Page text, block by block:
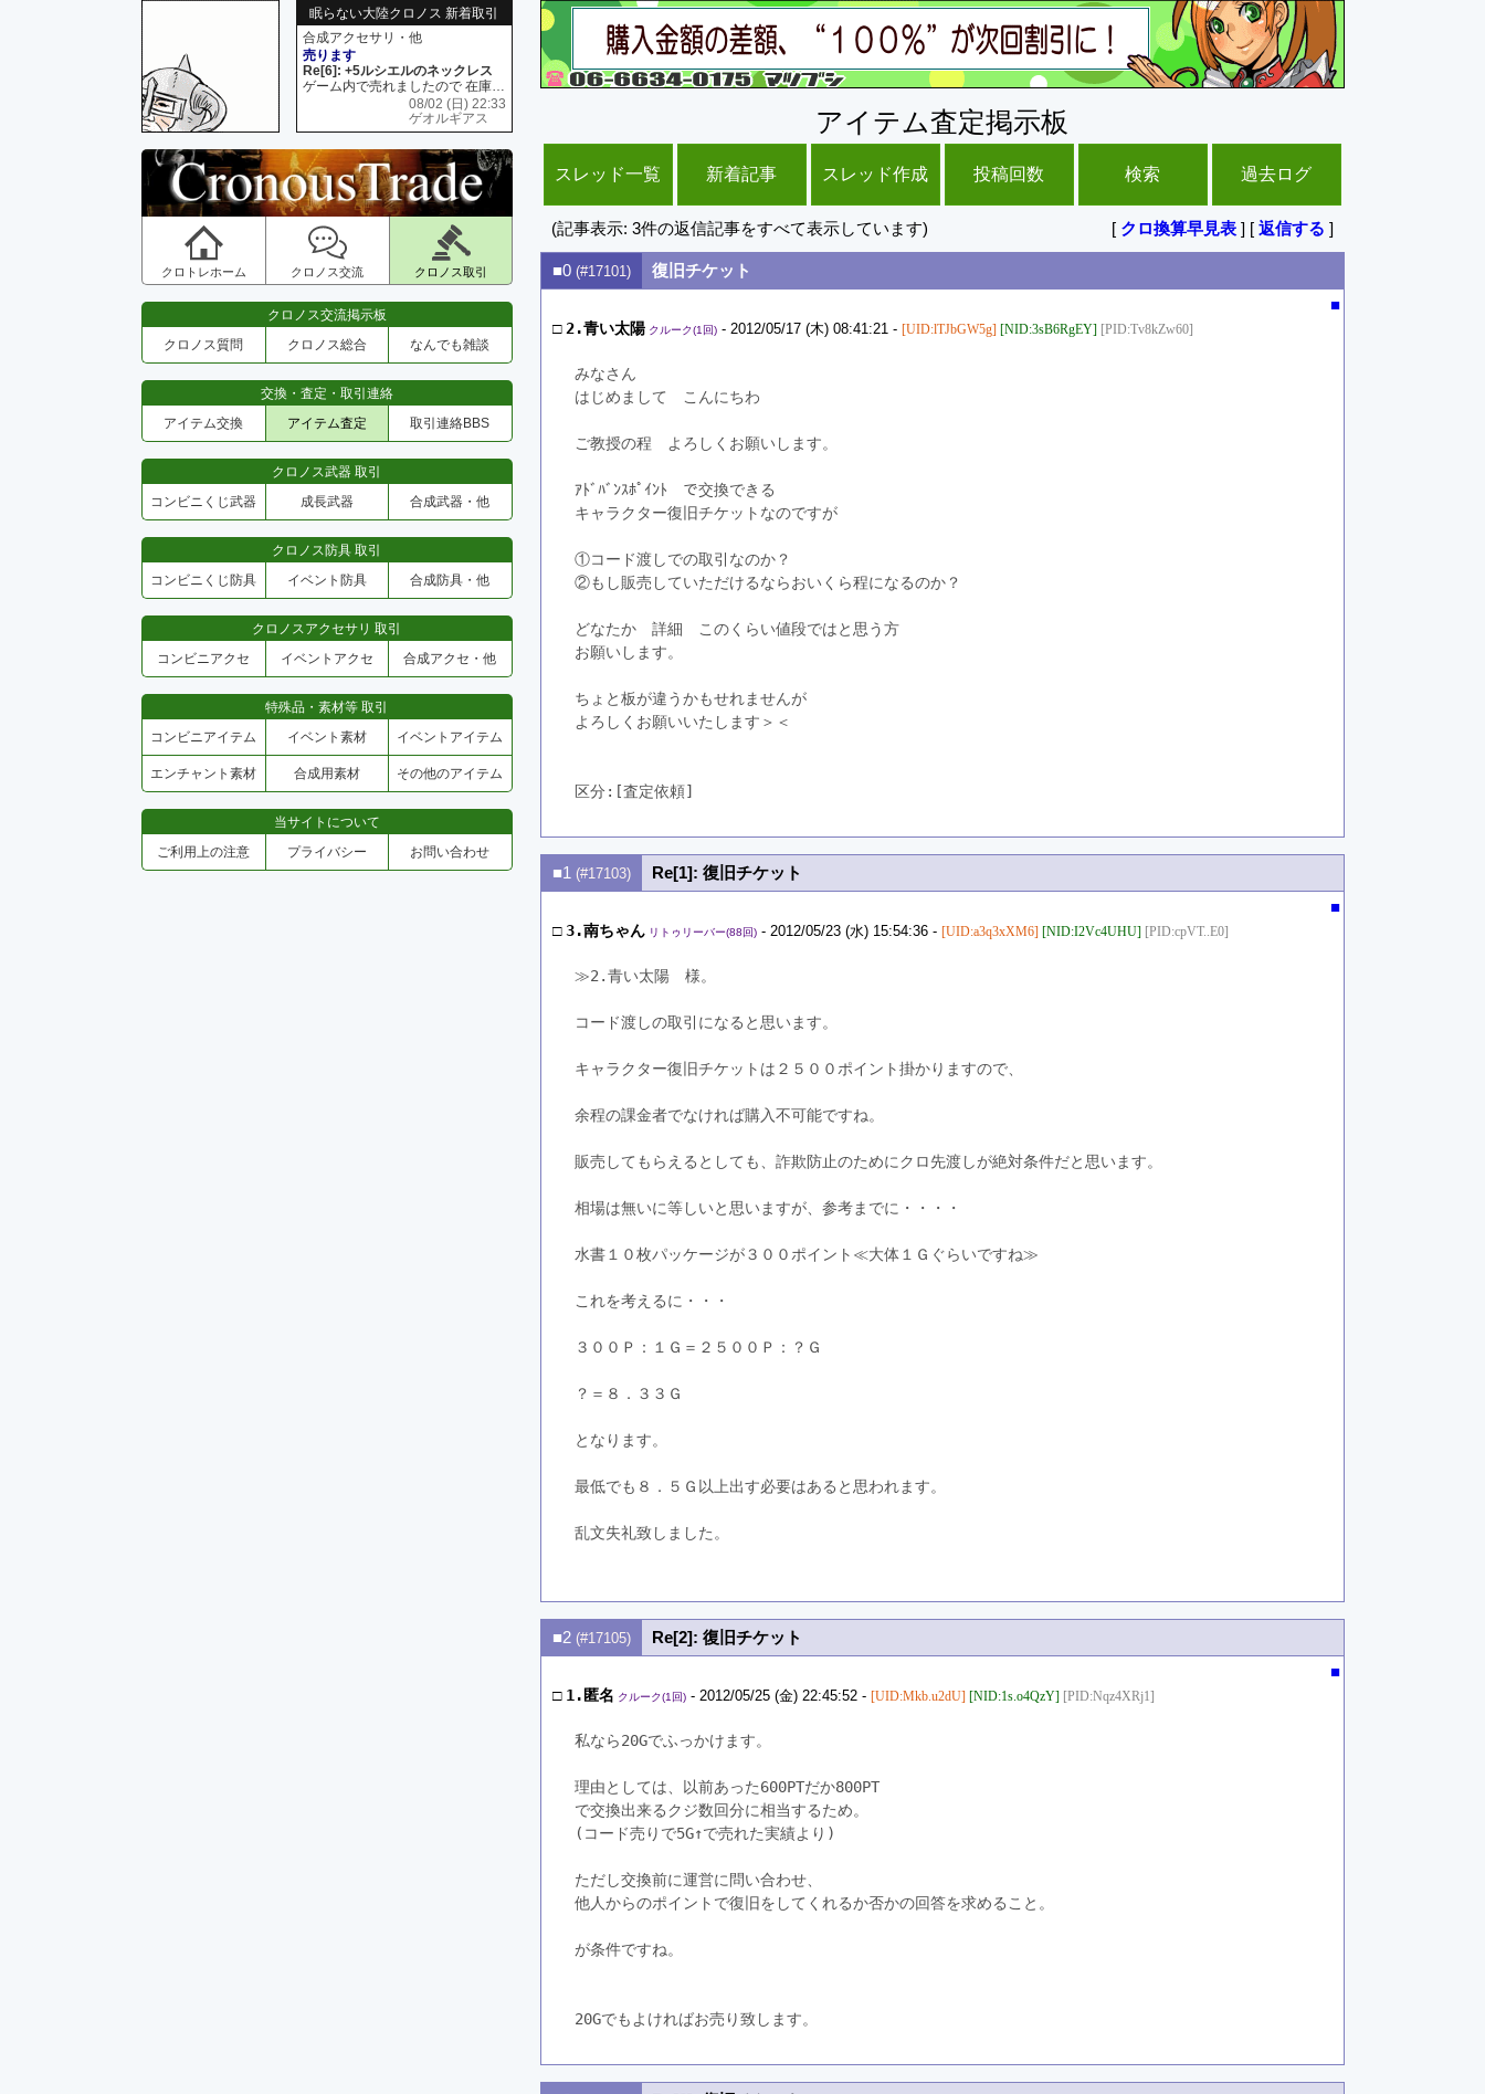
眠らない大陸クロノス 新着取引
合成アクセサリ・他
売ります
Re[6]: +5ルシエルのネックレス
ゲーム内で売れましたので 在庫がネク1 リング4 となります リングのお値段は80G といたします
08/02 (日) 22:33
ゲオルギアス
クロトレホーム クロノス交流 クロノス取引
クロノス交流掲示板
クロノス質問
クロノス総合 なんでも雑談
交換・査定・取引連絡
アイテム交換
アイテム査定 取引連絡BBS
クロノス武器 取引
コンビニくじ武器
成長武器 合成武器・他
クロノス防具 取引
コンビニくじ防具
イベント防具 合成防具・他
クロノスアクセサリ 取引
コンビニアクセ
イベントアクセ 合成アクセ・他
特殊品・素材等 取引
コンビニアイテム
イベント素材 イベントアイテム
エンチャント素材 合成用素材 その他のアイテム
当サイトについて
ご利用上の注意
プライバシー お問い合わせ
アイテム査定掲示板
スレッド一覧 新着記事 スレッド作成 投稿回数 検索 過去ログ
(記事表示: 3件の返信記事をすべて表示しています) [ クロ換算早見表] [ 返信する ]
■0 (#17101)
復旧チケット
■
□ 2.青い太陽 クルーク(1回)- 2012/05/17 (木) 08:41:21 - [UID:lTJbGW5g] [NID:3sB6RgEY] [PID:Tv8kZw60]
みなさん
はじめまして　こんにちわ
ご教授の程　よろしくお願いします。
ｱﾄﾞﾊﾞﾝｽﾎﾟｲﾝﾄ　で交換できる
キャラクター復旧チケットなのですが
①コード渡しでの取引なのか？
②もし販売していただけるならおいくら程になるのか？
どなたか　詳細　このくらい値段ではと思う方
お願いします。
ちょと板が違うかもせれませんが
よろしくお願いいたします＞＜
区分:[査定依頼]
■1 (#17103)
Re[1]: 復旧チケット
■
□3.南ちゃん リトゥリーバー(88回)- 2012/05/23 (水) 15:54:36 - [UID:a3q3xXM6] [NID:I2Vc4UHU] [PID:cpVT..E0]
≫2.青い太陽　様。
コード渡しの取引になると思います。
キャラクター復旧チケットは２５００ポイント掛かりますので、
余程の課金者でなければ購入不可能ですね。
販売してもらえるとしても、詐欺防止のためにクロ先渡しが絶対条件だと思います。
相場は無いに等しいと思いますが、参考までに・・・・
水書１０枚パッケージが３００ポイント≪大体１Ｇぐらいですね≫
これを考えるに・・・
３００Ｐ：１Ｇ＝２５００Ｐ：？Ｇ
？＝８．３３Ｇ
となります。
最低でも８．５Ｇ以上出す必要はあると思われます。
乱文失礼致しました。
■2 (#17105)
Re[2]: 復旧チケット
■
□ 1.匿名 クルーク(1回)- 2012/05/25 (金) 22:45:52 - [UID:Mkb.u2dU] [NID:1s.o4QzY] [PID:Nqz4XRj1]
私なら20Gでふっかけます。
理由としては、以前あった600PTだか800PT
で交換出来るクジ数回分に相当するため。
(コード売りで5G↑で売れた実績より)
ただし交換前に運営に問い合わせ、
他人からのポイントで復旧をしてくれるか否かの回答を求めること。
が条件ですね。
20Gでもよければお売り致します。